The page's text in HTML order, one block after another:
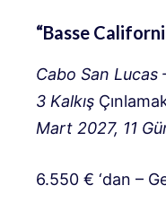
“Basse
Cabo San Lucas
3 Kalkış
Mart 2027, 11
6.550 € ‘dan –